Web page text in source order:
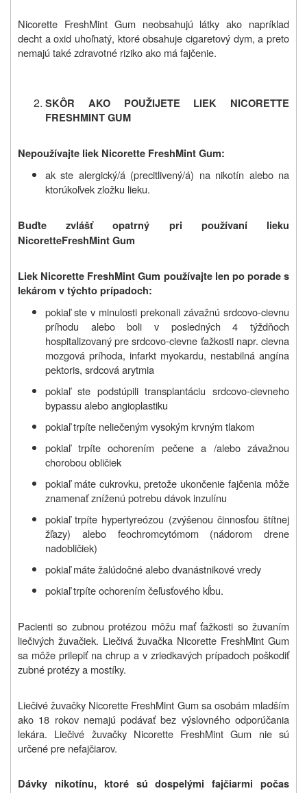
Nicorette FreshMint Gum neobsahujú látky ako napríklad
decht a oxid uhoľnatý, ktoré obsahuje cigaretový dym, a preto
nemajú také zdravotné riziko ako má fajčenie.
SKÔR AKO POUŽIJETE LIEK NICORETTE
FRESHMINT GUM
Nepoužívajte liek Nicorette FreshMint Gum:
ak ste alergický/á (precitlivený/á) na nikotín alebo na
ktorúkoľvek zložku lieku.
Buďte zvlášť opatrný pri používaní lieku
NicoretteFreshMint Gum
Liek Nicorette FreshMint Gum používajte len po porade s
lekárom v týchto prípadoch:
pokiaľ ste v minulosti prekonali závažnú srdcovo-cievnu
príhodu alebo boli v posledných 4 týždňoch
hospitalizovaný pre srdcovo-cievne ťažkosti napr. cievna
mozgová príhoda, infarkt myokardu, nestabilná angína
pektoris, srdcová arytmia
pokiaľ ste podstúpili transplantáciu srdcovo-cievneho
bypassu alebo angioplastiku
pokiaľ trpíte neliečeným vysokým krvným tlakom
pokiaľ trpíte ochorením pečene a /alebo závažnou
chorobou obličiek
pokiaľ máte cukrovku, pretože ukončenie fajčenia môže
znamenať zníženú potrebu dávok inzulínu
pokiaľ trpíte hypertyreózou (zvýšenou činnosťou štítnej
žľazy) alebo feochromcytómom (nádorom drene
nadobličiek)
pokiaľ máte žalúdočné alebo dvanástnikové vredy
pokiaľ trpíte ochorením čeľusťového kĺbu.
Pacienti so zubnou protézou môžu mať ťažkosti so žuvaním
liečivých žuvačiek. Liečivá žuvačka Nicorette FreshMint Gum
sa môže prilepiť na chrup a v zriedkavých prípadoch poškodiť
zubné protézy a mostíky.
Liečivé žuvačky Nicorette FreshMint Gum sa osobám mladším
ako 18 rokov nemajú podávať bez výslovného odporúčania
lekára. Liečivé žuvačky Nicorette FreshMint Gum nie sú
určené pre nefajčiarov.
Dávky nikotínu, ktoré sú dospelými fajčiarmi počas